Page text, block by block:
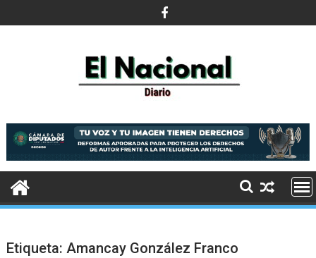
al
Etiqueta:Amancay González Franco